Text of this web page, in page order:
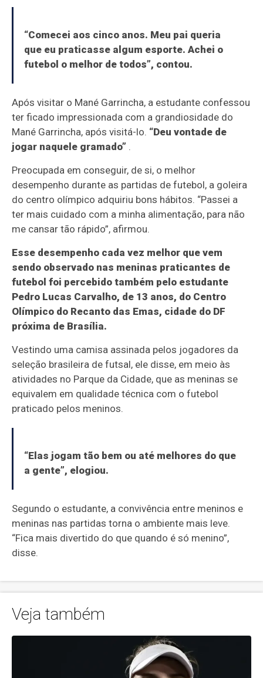
“Comecei aos cinco anos. Meu pai queria
que eu praticasse algum esporte. Achei o
futebol o melhor de todos”, contou.
Após visitar o Mané Garrincha, a estudante confessou
ter ficado impressionada com a grandiosidade do
Mané Garrincha, após visitá-lo. “Deu vontade de
jogar naquele gramado” .
Preocupada em conseguir, de si, o melhor
desempenho durante as partidas de futebol, a goleira
do centro olímpico adquiriu bons hábitos. “Passei a
ter mais cuidado com a minha alimentação, para não
me cansar tão rápido”, afirmou.
Esse desempenho cada vez melhor que vem
sendo observado nas meninas praticantes de
futebol foi percebido também pelo estudante
Pedro Lucas Carvalho, de 13 anos, do Centro
Olímpico do Recanto das Emas, cidade do DF
próxima de Brasília.
Vestindo uma camisa assinada pelos jogadores da
seleção brasileira de futsal, ele disse, em meio às
atividades no Parque da Cidade, que as meninas se
equivalem em qualidade técnica com o futebol
praticado pelos meninos.
“Elas jogam tão bem ou até melhores do que
a gente”, elogiou.
Segundo o estudante, a convivência entre meninos e
meninas nas partidas torna o ambiente mais leve.
“Fica mais divertido do que quando é só menino”,
disse.
Veja também